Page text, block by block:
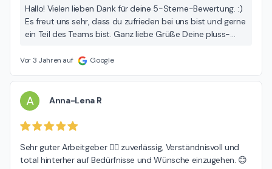
Hallo! Vielen lieben Dank für deine 5-Sterne-Bewertung. :)
Es freut uns sehr, dass du zufrieden bei uns bist und gerne
ein Teil des Teams bist. Ganz liebe Grüße Deine pluss-
Vor 3 Jahren auf Google
A Anna-Lena R
Sehr guter Arbeitgeber 👍🏻 zuverlässig, Verständnisvoll und
total hinterher auf Bedürfnisse und Wünsche einzugehen. 😊